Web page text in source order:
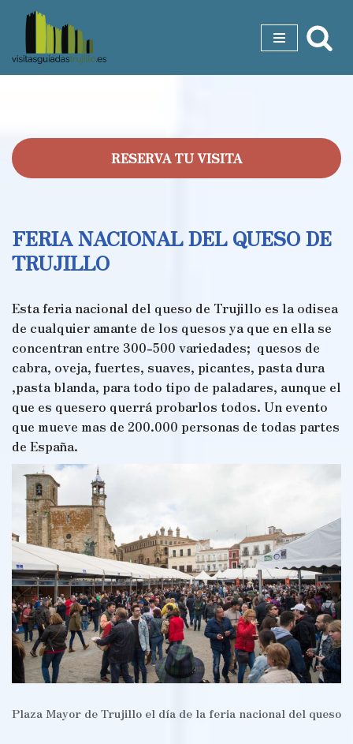
Saltar
al
RESERVA TU VISITA
FERIA NACIONAL DEL QUESO DE
TRUJILLO
Esta feria nacional del queso de Trujillo es la odisea
de cualquier amante de los quesos ya que en ella se
concentran entre 300-500 variedades; quesos de
cabra, oveja, fuertes, suaves, picantes, pasta dura
,pasta blanda, para todo tipo de paladares, aunque el
que es quesero querrá probarlos todos. Un evento
que mueve mas de 200.000 personas de todas partes
de España.
Plaza Mayor de Trujillo el día de la feria nacional del queso